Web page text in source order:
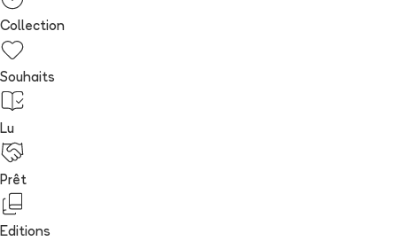
Collection
Souhaits
Lu
Prêt
Editions